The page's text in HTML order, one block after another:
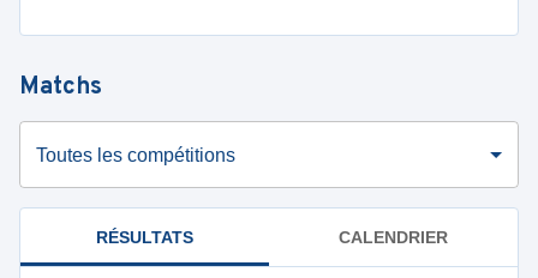
Matchs
Toutes les compétitions
RÉSULTATS CALENDRIER